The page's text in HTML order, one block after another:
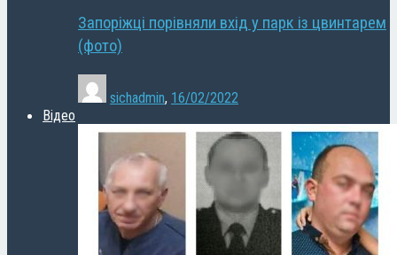
Запоріжці порівняли вхід у парк із цвинтарем
(фото)
sichadmin, 16/02/2022
Відео